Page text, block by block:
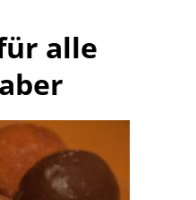
alle